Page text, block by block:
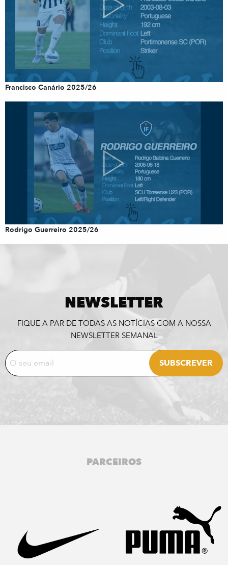
Francisco Canário 2025/26
Rodrigo Guerreiro 2025/26
NEWSLETTER
FIQUE A PAR DE TODAS AS NOTÍCIAS COM A NOSSA
NEWSLETTER SEMANAL
PARCEIROS